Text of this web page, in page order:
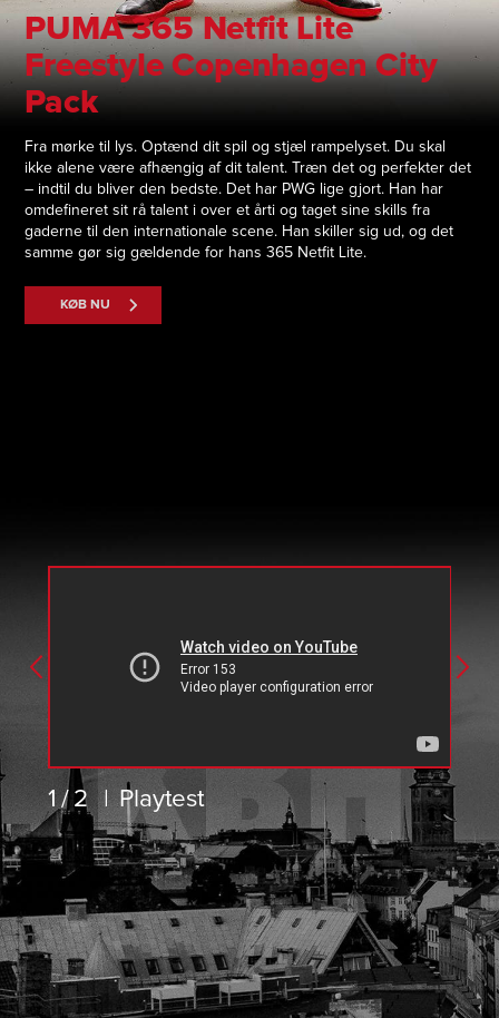
PUMA 365 Netfit Lite
Freestyle Copenhagen City
Pack
Fra mørke til lys. Optænd dit spil og stjæl rampelyset. Du skal
ikke alene være afhængig af dit talent. Træn det og perfekter det
– indtil du bliver den bedste. Det har PWG lige gjort. Han har
omdefineret sit rå talent i over et årti og taget sine skills fra
gaderne til den internationale scene. Han skiller sig ud, og det
samme gør sig gældende for hans 365 Netfit Lite.
KØB NU
1/2 | Playtest